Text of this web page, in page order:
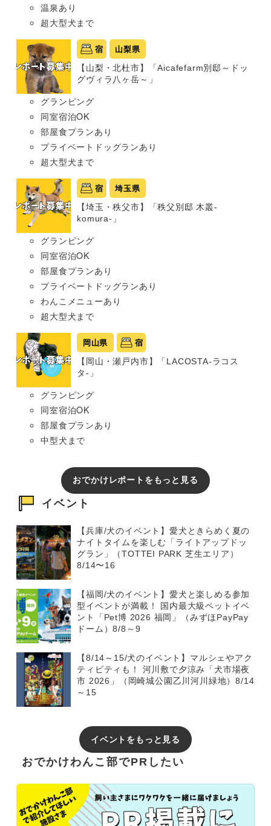
温泉あり
超大型犬まで
宿 山梨県
【山梨・北杜市】「Aicafefarm別邸～ドッ
グヴィラ八ヶ岳～」
グランピング
同室宿泊OK
部屋食プランあり
プライベートドッグランあり
超大型犬まで
宿 埼玉県
【埼玉・秩父市】「秩父別邸 木叢-
komura-」
グランピング
同室宿泊OK
部屋食プランあり
プライベートドッグランあり
わんこメニューあり
超大型犬まで
岡山県 宿
【岡山・瀬戸内市】「LACOSTA-ラコス
タ-」
グランピング
同室宿泊OK
部屋食プランあり
中型犬まで
おでかけレポートをもっと見る
イベント
【兵庫/犬のイベント】愛犬ときらめく夏の
ナイトタイムを楽しむ「ライトアップドッ
グラン」（TOTTEI PARK 芝生エリア）
8/14〜16
【福岡/犬のイベント】愛犬と楽しめる参加
型イベントが満載！ 国内最大級ペットイベ
ント「Pet博 2026 福岡」（みずほPayPay
ドーム）8/8～9
【8/14～15/犬のイベント】マルシェやアク
ティビティも！ 河川敷で夕涼み「犬市場夜
市 2026」（岡崎城公園乙川河川緑地）8/14
～15
イベントをもっと見る
おでかけわんこ部でPRしたい